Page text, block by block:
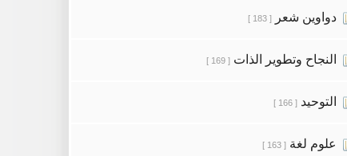
دواوين شعر [ 183 ]
النجاح وتطوير الذات [ 169 ]
التوحيد [ 166 ]
علوم لغة [ 163 ]